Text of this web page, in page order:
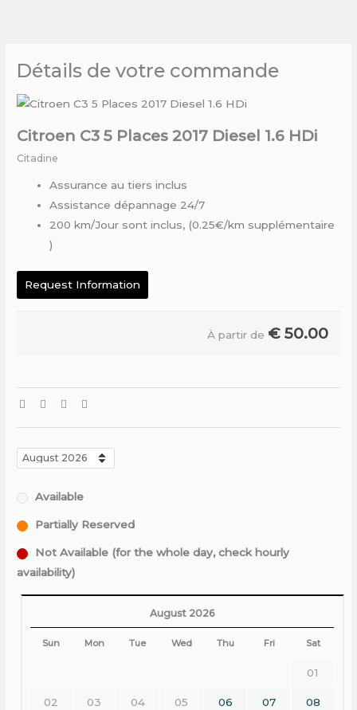
Détails de votre commande
Citroen C3 5 Places 2017 Diesel 1.6 HDi
Citadine
Assurance au tiers inclus
Assistance dépannage 24/7
200 km/Jour sont inclus, (0.25€/km supplémentaire
)
Request Information
À partir de € 50.00
Available
Partially Reserved
Not Available (for the whole day, check hourly
availability)
August 2026
Sun Mon Tue Wed Thu Fri Sat
01
02 03 04 05 06 07 08